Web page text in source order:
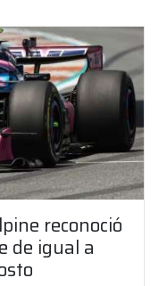
reconoció
de igual a